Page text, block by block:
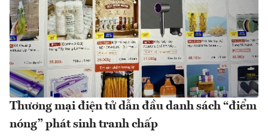
Thương mại điện tử dẫn đầu danh sách “điểm
nóng” phát sinh tranh chấp